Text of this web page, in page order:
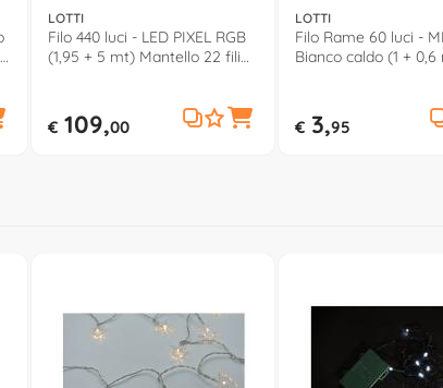
LOTTI
Filo 440 luci - LED PIXEL RGB
(1,95 + 5 mt) Mantello 22 fili
€ 109,00
LOTTI
Filo Rame 60 luci -
Bianco caldo (1 +
€ 3,95